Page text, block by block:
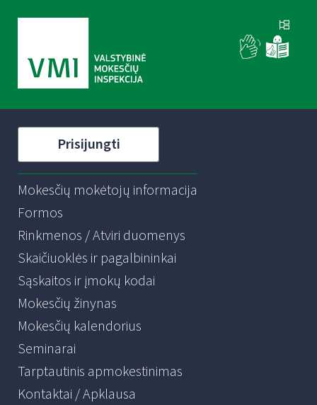
Prisijungti
Mokesčių mokėtojų informacija
Formos
Rinkmenos / Atviri duomenys
Skaičiuoklės ir pagalbininkai
Sąskaitos ir įmokų kodai
Mokesčių žinynas
Mokesčių kalendorius
Seminarai
Tarptautinis apmokestinimas
Kontaktai / Apklausa